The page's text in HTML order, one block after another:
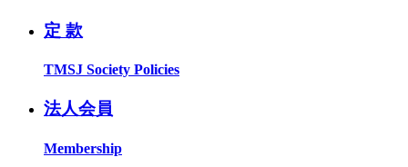
定 款
TMSJ Society Policies
法人会員
Membership